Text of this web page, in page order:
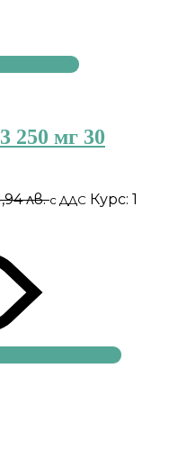
250 мг 30
лв.с ДДС Курс: 1